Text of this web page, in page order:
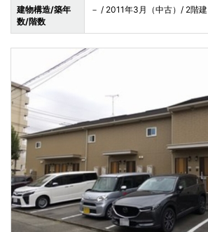
建物構造/築年
数/階数
－ / 2011年3月（中古）/ 2階建